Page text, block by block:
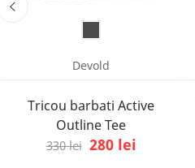
Devold
Tricou barbati Active
Outline Tee
330 lei 280 lei